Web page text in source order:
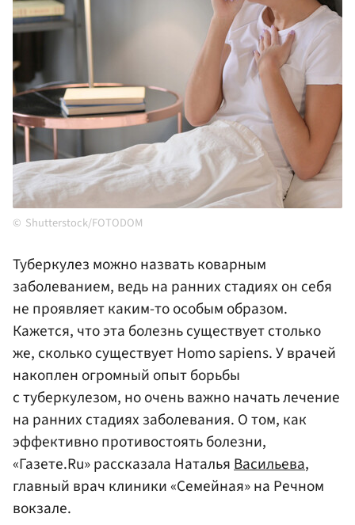
Shutterstock/FOTODOM
Туберкулез можно назвать коварным
заболеванием, ведь на ранних стадиях он себя
не проявляет каким-то особым образом.
Кажется, что эта болезнь существует столько
же, сколько существует Homo sapiens. У врачей
накоплен огромный опыт борьбы
с туберкулезом, но очень важно начать лечение
на ранних стадиях заболевания. О том, как
эффективно противостоять болезни,
«Газете.Ru» рассказала НатальяВасильева,
главный врач клиники «Семейная» на Речном
вокзале.